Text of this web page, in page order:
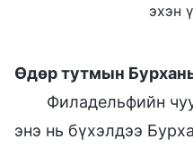
эхэн
Өдөр тутмын
Филадельфийн
энэ нь бүхэлдээ